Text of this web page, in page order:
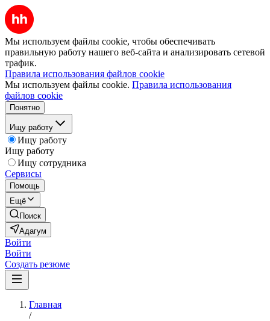
Мы используем файлы cookie, чтобы обеспечивать
правильную работу нашего веб-сайта и анализировать сетевой
трафик.
Правила использования файлов cookie
Мы используем файлы cookie. Правила использования
файлов cookie
Понятно
Ищу работу
Ищу работу
Ищу работу
Ищу сотрудника
Сервисы
Помощь
Ещё
Поиск
Адагум
Войти
Войти
Создать резюме
Главная
/